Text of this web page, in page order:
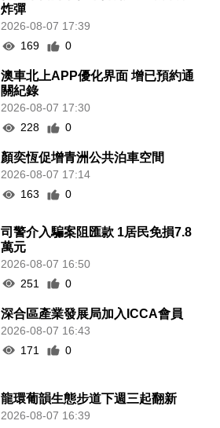
炸彈
2026-08-07 17:39
169
0
澳車北上APP優化界面 增已預約通
關紀錄
2026-08-07 17:30
228
0
顏奕恆促增青洲公共泊車空間
2026-08-07 17:14
163
0
司警介入騙案阻匯款 1居民免損7.8
萬元
2026-08-07 16:50
251
0
深合區產業發展局加入ICCA會員
2026-08-07 16:43
171
0
龍環葡韻生態步道下週三起翻新
2026-08-07 16:39